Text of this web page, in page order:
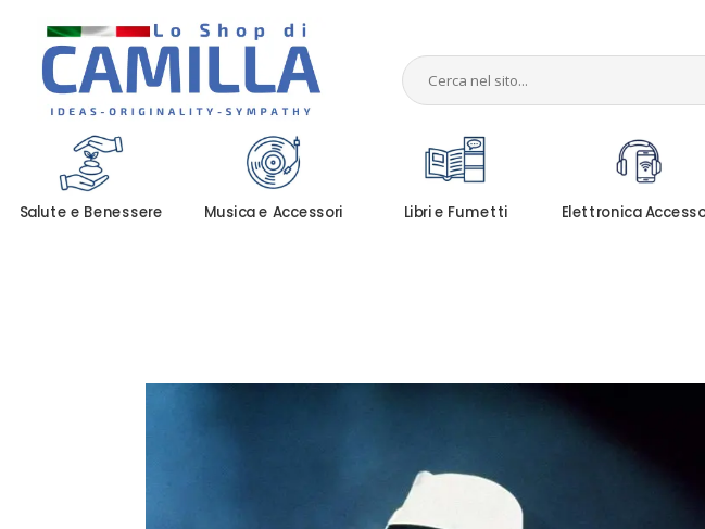
Salute e Benessere Musica e Accessori Libri e Fumetti Elettronica